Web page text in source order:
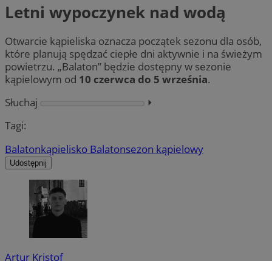
Letni wypoczynek nad wodą
Otwarcie kąpieliska oznacza początek sezonu dla osób,
które planują spędzać ciepłe dni aktywnie i na świeżym
powietrzu. „Balaton” będzie dostępny w sezonie
kąpielowym od 10 czerwca do 5 września.
Słuchaj
⏵︎
Tagi:
Balatonkąpielisko Balatonsezon kąpielowy
Udostępnij
Artur Kristof